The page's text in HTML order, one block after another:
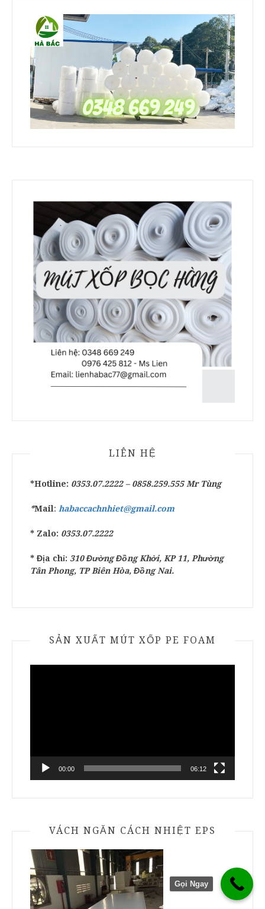
LIÊN HỆ
*Hotline: 0353.07.2222 – 0858.259.555Mr Tùng
*Mail: habaccachnhiet@gmail.com
* Zalo: 0353.07.2222
* Địa chỉ: 310 Đường Đồng Khởi, KP 11, Phường
Tân Phong, TP Biên Hòa, Đồng Nai.
SẢN XUẤT MÚT XỐP PE FOAM
00:00 06:12
VÁCH NGĂN CÁCH NHIỆT EPS
Gọi Ngay